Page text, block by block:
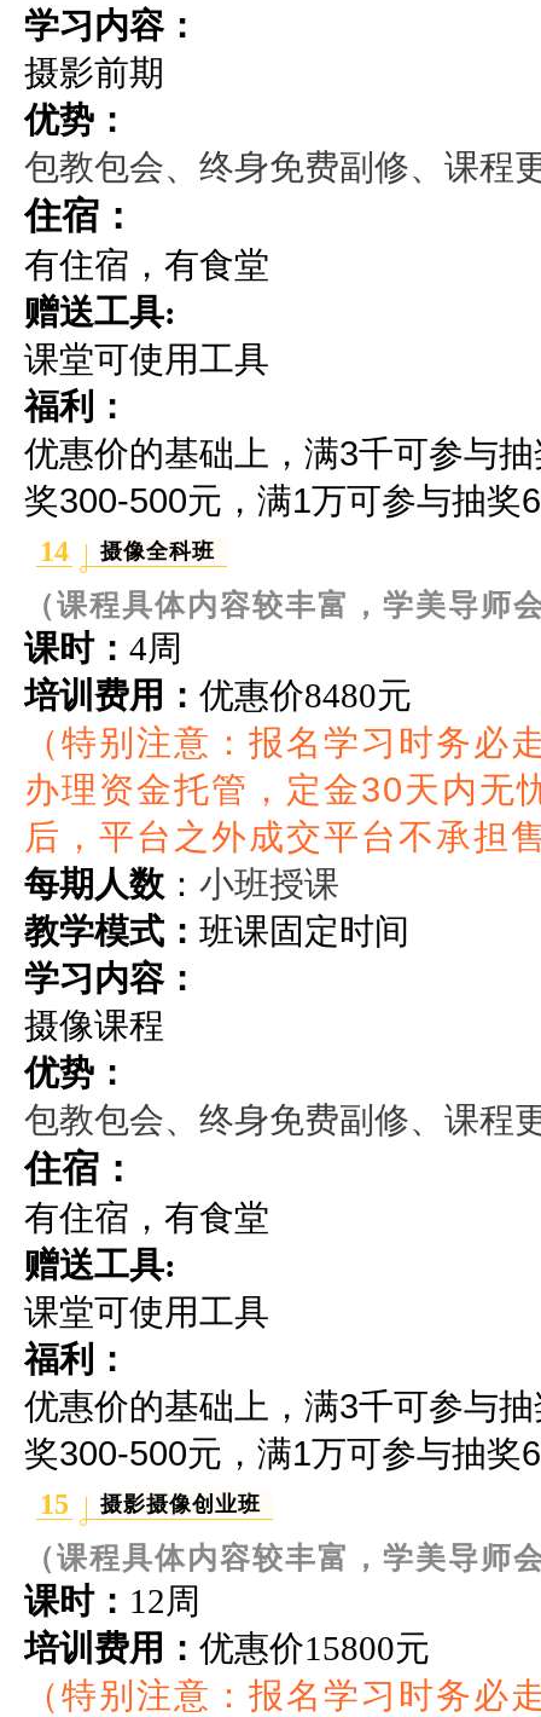
学习内容：
摄影前期
优势：
包教包会、终身免费副修、课程
住宿：
有住宿，有食堂
赠送工具:
课堂可使用工具
福利：
优惠价的基础上，满3千可参与
奖300-500元，满1万可参与抽奖
14 摄像全科班
（课程具体内容较丰富，学美导师
课时： 4周
培训费用： 优惠价8480元
（特别注意：报名学习时务必
办理资金托管，定金30天内无
后，平台之外成交平台不承担
每期人数 ： 小班授课
教学模式： 班课固定时间
学习内容：
摄像课程
优势：
包教包会、终身免费副修、课程
住宿：
有住宿，有食堂
赠送工具:
课堂可使用工具
福利：
优惠价的基础上，满3千可参与
奖300-500元，满1万可参与抽奖
15 摄影摄像创业班
（课程具体内容较丰富，学美导师
课时： 12周
培训费用： 优惠价15800元
（特别注意：报名学习时务必